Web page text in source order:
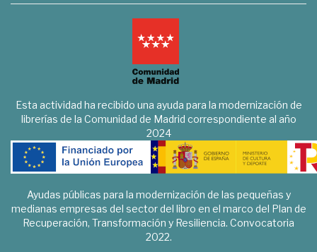
Esta actividad ha recibido una ayuda para la modernización de
librerías de la Comunidad de Madrid correspondiente al año
2024
Ayudas públicas para la modernización de las pequeñas y
medianas empresas del sector del libro en el marco del Plan de
Recuperación, Transformación y Resiliencia. Convocatoria
2022.